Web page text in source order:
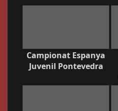
Campionat Espanya
Juvenil Pontevedra